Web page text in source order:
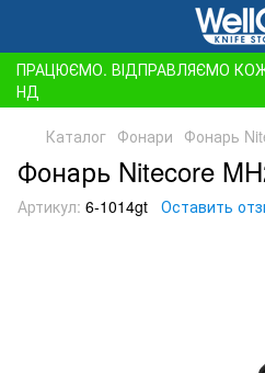
ПРАЦЮЄМО. ВІДПРАВЛЯЄМО
НД
Каталог Фонари Фонарь
Фонарь Nitecore
Артикул: 6-1014gt Оставить